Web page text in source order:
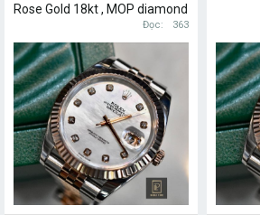
Rose Gold 18kt , MOP diamond
Đọc 363